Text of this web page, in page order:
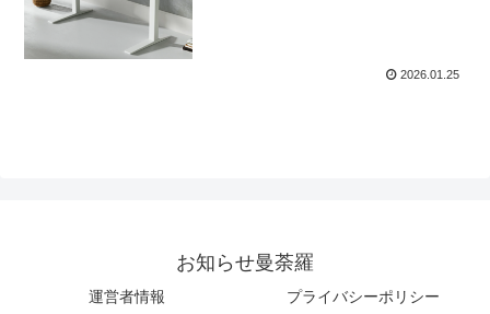
2026.01.25
お知らせ曼荼羅
運営者情報
プライバシーポリシー